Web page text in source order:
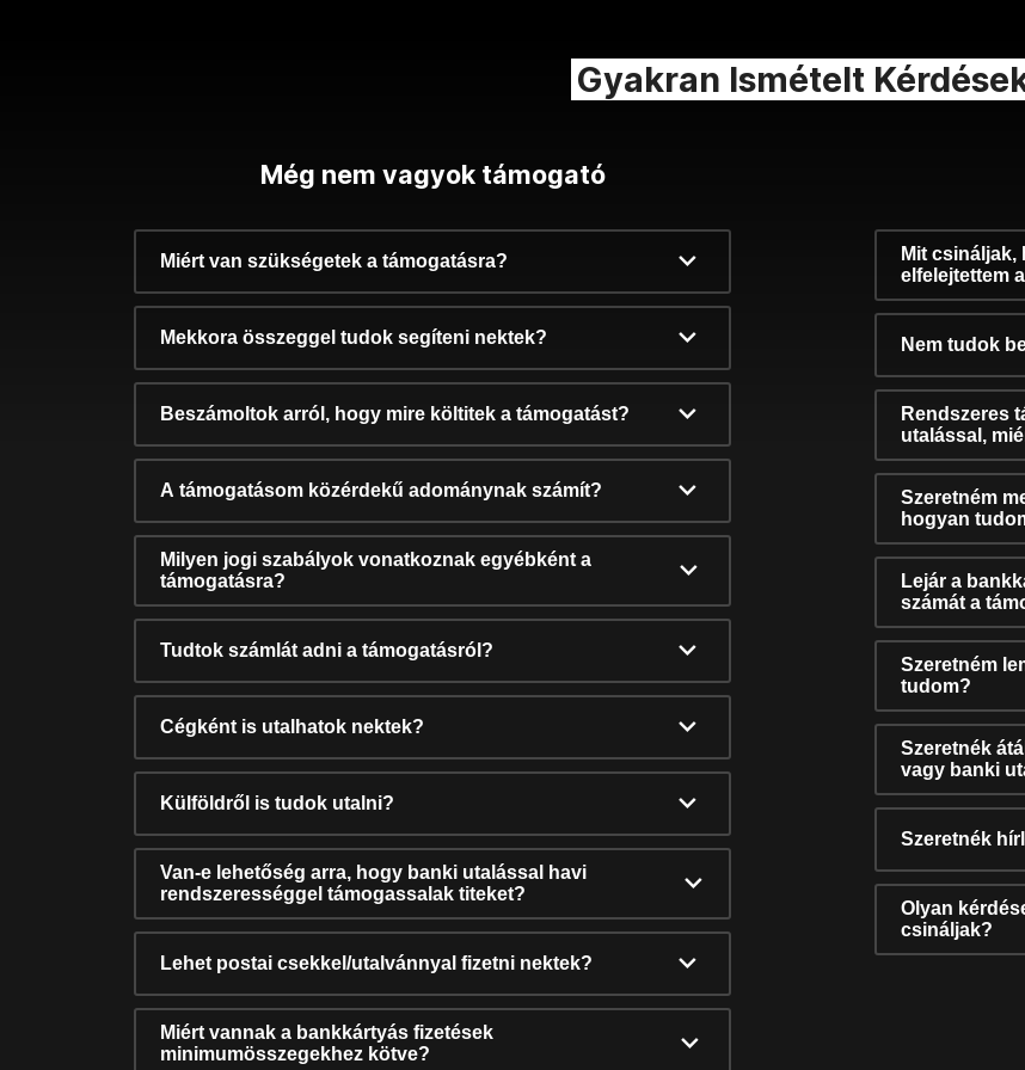
Gyakran Ismételt
Még nem vagyok támogató
Miért van szükségetek a támogatásra?
Mekkora összeggel tudok segíteni nektek?
Beszámoltok arról, hogy mire költitek a támogatást?
A támogatásom közérdekű adománynak számít?
Milyen jogi szabályok vonatkoznak egyébként a
támogatásra?
Tudtok számlát adni a támogatásról?
Cégként is utalhatok nektek?
Külföldről is tudok utalni?
Van-e lehetőség arra, hogy banki utalással havi
rendszerességgel támogassalak titeket?
Lehet postai csekkel/utalvánnyal fizetni nektek?
Miért vannak a bankkártyás fizetések
minimumösszegekhez kötve?
Mit csináljak,
elfelejtettem
Nem tudok
Rendszeres
utalással,
Szeretném
hogyan
Lejár a
számát a
Szeretném
tudom?
Szeretnék
vagy banki
Szeretnék
Olyan
csináljak?